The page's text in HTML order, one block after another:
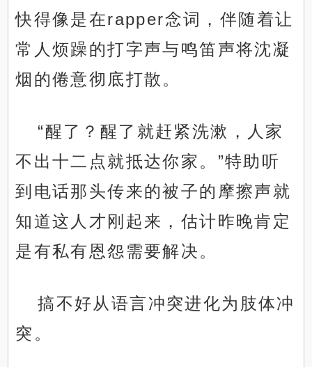
快得像是在rapper念词，伴随着让
常人烦躁的打字声与鸣笛声将沈凝
烟的倦意彻底打散。
“醒了？醒了就赶紧洗漱，人家
不出十二点就抵达你家。”特助听
到电话那头传来的被子的摩擦声就
知道这人才刚起来，估计昨晚肯定
是有私有恩怨需要解决。
搞不好从语言冲突进化为肢体冲
突。